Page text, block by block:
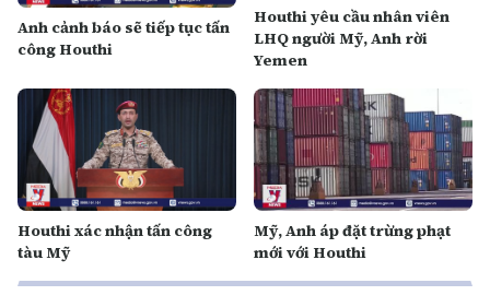
Anh cảnh báo sẽ tiếp tục tấn
công Houthi
Houthi yêu cầu nhân viên
LHQ người Mỹ, Anh rời
Yemen
Houthi xác nhận tấn công
tàu Mỹ
Mỹ, Anh áp đặt trừng phạt
mới với Houthi